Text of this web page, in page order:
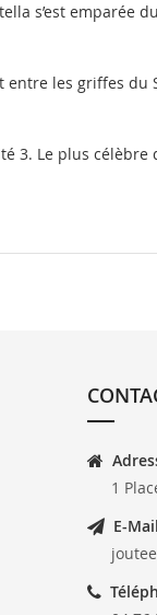
s’est emparée
entre les griffes du
3. Le plus célèbre
1
E-